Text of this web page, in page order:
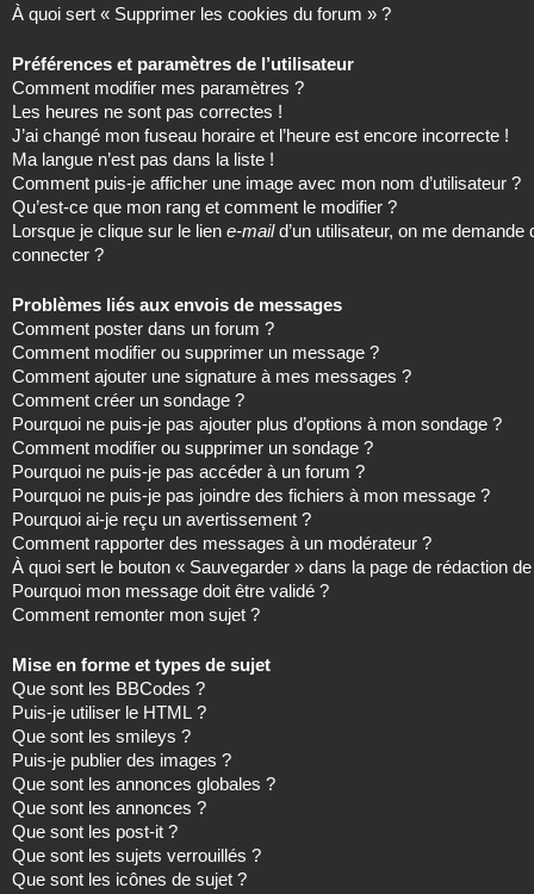
À quoi sert « Supprimer les cookies du forum » ?
Préférences et paramètres de l’utilisateur
Comment modifier mes paramètres ?
Les heures ne sont pas correctes !
J’ai changé mon fuseau horaire et l’heure est encore incorrecte !
Ma langue n’est pas dans la liste !
Comment puis-je afficher une image avec mon nom d’utilisateur ?
Qu’est-ce que mon rang et comment le modifier ?
Lorsque je clique sur le lien e-maild’un utilisateur, on me demande
connecter ?
Problèmes liés aux envois de messages
Comment poster dans un forum ?
Comment modifier ou supprimer un message ?
Comment ajouter une signature à mes messages ?
Comment créer un sondage ?
Pourquoi ne puis-je pas ajouter plus d’options à mon sondage ?
Comment modifier ou supprimer un sondage ?
Pourquoi ne puis-je pas accéder à un forum ?
Pourquoi ne puis-je pas joindre des fichiers à mon message ?
Pourquoi ai-je reçu un avertissement ?
Comment rapporter des messages à un modérateur ?
À quoi sert le bouton « Sauvegarder » dans la page de rédaction
Pourquoi mon message doit être validé ?
Comment remonter mon sujet ?
Mise en forme et types de sujet
Que sont les BBCodes ?
Puis-je utiliser le HTML ?
Que sont les smileys ?
Puis-je publier des images ?
Que sont les annonces globales ?
Que sont les annonces ?
Que sont les post-it ?
Que sont les sujets verrouillés ?
Que sont les icônes de sujet ?